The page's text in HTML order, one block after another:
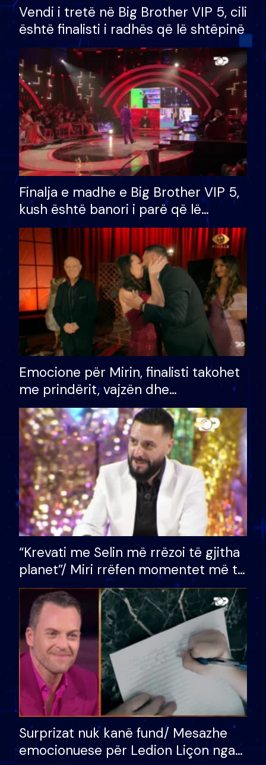
Vendi i tretë në Big Brother VIP 5, cili
është finalisti i radhës që lë shtëpinë
Finalja e madhe e Big Brother VIP 5,
kush është banori i parë që lë
shtëpinë dhe humb mundësinë për
të fituar çmimin e madh
Emocione për Mirin, finalisti takohet
me prindërit, vajzën dhe
bashkëshorten: S’kemi ndonjë letër
divorci apo jo?
“Krevati me Selin më rrëzoi të gjitha
planet”/ Miri rrëfen momentet më të
bukura në shtëpinë e BB VIP: Do më
mungojë zilja e mëngjesit kur…
Surprizat nuk kanë fund/ Mesazhe
emocionuese për Ledion Liçon nga